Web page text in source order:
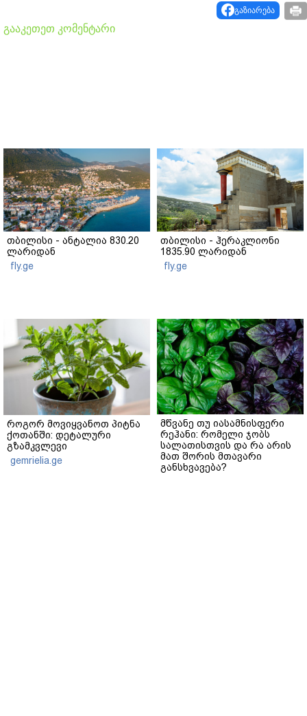
გაზიარება
გააკეთეთ კომენტარი
თბილისი - ანტალია 830.20
ლარიდან
fly.ge
თბილისი - ჰერაკლიონი
1835.90 ლარიდან
fly.ge
როგორ მოვიყვანოთ პიტნა
ქოთანში: დეტალური
გზამკვლევი
gemrielia.ge
მწვანე თუ იასამნისფერი
რეჰანი: რომელი ჯობს
სალათისთვის და რა არის
მათ შორის მთავარი
განსხვავება?